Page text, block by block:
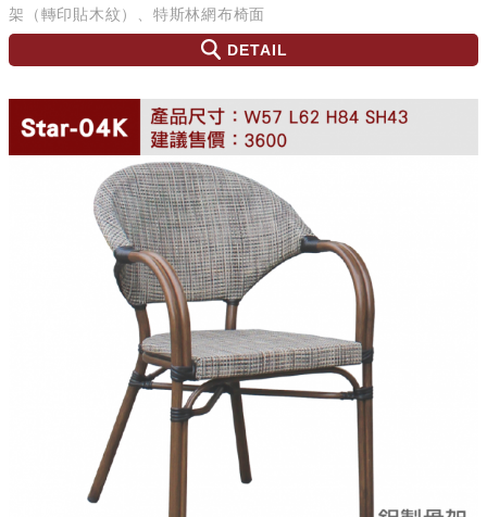
架（轉印貼木紋）、特斯林網布椅面
DETAIL